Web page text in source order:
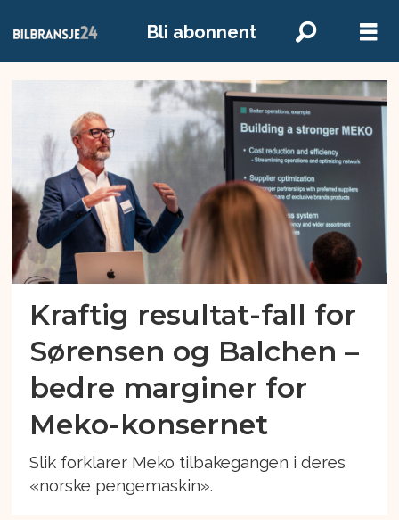
Bli abonnent
Emne:
meko
Kraftig resultat-fall for
Sørensen og Balchen –
bedre marginer for
Meko-konsernet
Slik forklarer Meko tilbakegangen i deres
«norske pengemaskin».